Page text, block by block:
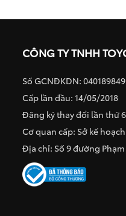
CÔNG TY TNHH
Số GCNĐKDN:
Cấp lần đầu: 14/05/2018
Đăng ký thay đổi lần thứ
Cơ quan cấp: Sở kế
Địa chỉ: Số 9 đường